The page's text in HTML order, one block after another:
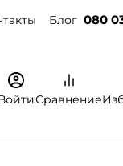
Блог 080
Сравнение